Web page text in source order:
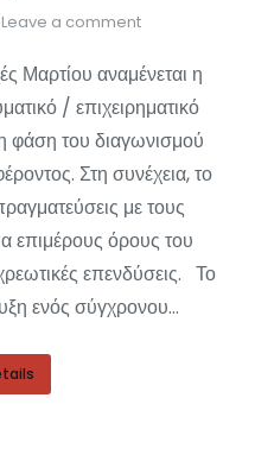
Leave a comment
Μαρτίου αναμένεται η
/ επιχειρηματικό
του διαγωνισμού
Στη συνέχεια, το
με τους
επιμέρους όρους του
επενδύσεις. Το
ενός σύγχρονου…